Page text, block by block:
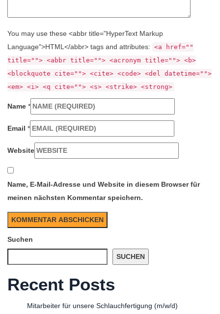
You may use these <abbr title="HyperText Markup
Language">HTML</abbr> tags and attributes: <a href=""
title=""> <abbr title=""> <acronym title=""> <b>
<blockquote cite=""> <cite> <code> <del datetime="">
<em> <i> <q cite=""> <s> <strike> <strong>
Name *
Email *
Website
Name, E-Mail-Adresse und Website in diesem Browser für
meinen nächsten Kommentar speichern.
Suchen
SUCHEN
Recent Posts
Mitarbeiter für unsere Schlauchfertigung (m/w/d)